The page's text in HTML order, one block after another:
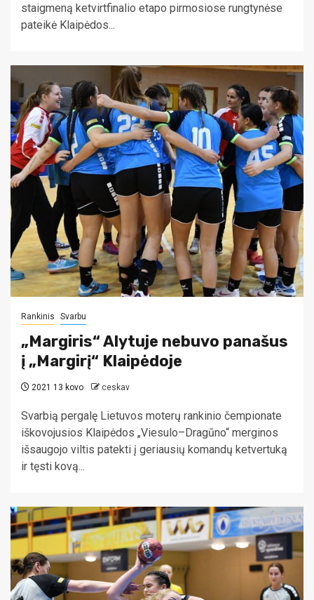
staigmeną ketvirtfinalio etapo pirmosiose rungtynėse
pateikė Klaipėdos...
Rankinis Svarbu
„Margiris“ Alytuje nebuvo panašus
į „Margirį“ Klaipėdoje
2021 13 kovo ceskav
Svarbią pergalę Lietuvos moterų rankinio čempionate
iškovojusios Klaipėdos „Viesulo–Dragūno“ merginos
išsaugojo viltis patekti į geriausių komandų ketvertuką
ir tęsti kovą...